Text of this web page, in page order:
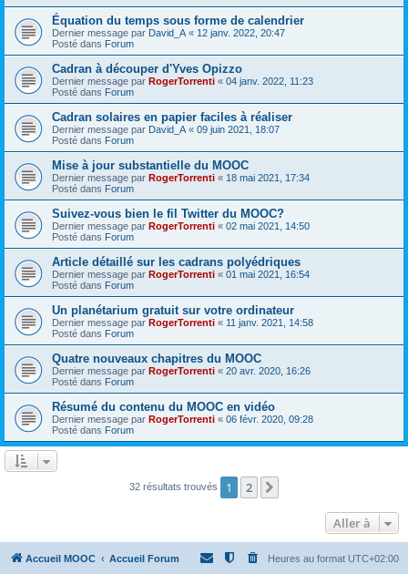
Équation du temps sous forme de calendrier
Dernier message par David_A « 12 janv. 2022, 20:47
Posté dans Forum
Cadran à découper d'Yves Opizzo
Dernier message par RogerTorrenti « 04 janv. 2022, 11:23
Posté dans Forum
Cadran solaires en papier faciles à réaliser
Dernier message par David_A « 09 juin 2021, 18:07
Posté dans Forum
Mise à jour substantielle du MOOC
Dernier message par RogerTorrenti « 18 mai 2021, 17:34
Posté dans Forum
Suivez-vous bien le fil Twitter du MOOC?
Dernier message par RogerTorrenti « 02 mai 2021, 14:50
Posté dans Forum
Article détaillé sur les cadrans polyédriques
Dernier message par RogerTorrenti « 01 mai 2021, 16:54
Posté dans Forum
Un planétarium gratuit sur votre ordinateur
Dernier message par RogerTorrenti « 11 janv. 2021, 14:58
Posté dans Forum
Quatre nouveaux chapitres du MOOC
Dernier message par RogerTorrenti « 20 avr. 2020, 16:26
Posté dans Forum
Résumé du contenu du MOOC en vidéo
Dernier message par RogerTorrenti « 06 févr. 2020, 09:28
Posté dans Forum
32 résultats trouvés 1 2
Aller à
Accueil MOOC Accueil Forum Heures au format UTC+02:00